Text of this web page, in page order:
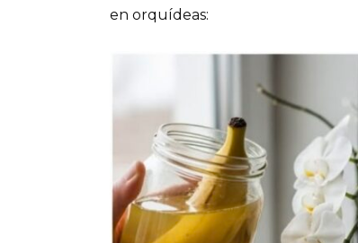
en orquídeas: